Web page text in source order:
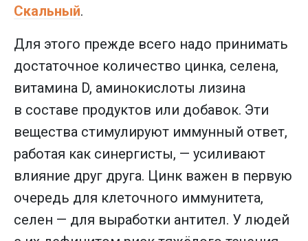
Скальный.
Для этого прежде всего надо принимать
достаточное количество цинка, селена,
витамина D, аминокислоты лизина
в составе продуктов или добавок. Эти
вещества стимулируют иммунный ответ,
работая как синергисты, — усиливают
влияние друг друга. Цинк важен в первую
очередь для клеточного иммунитета,
селен — для выработки антител. У людей